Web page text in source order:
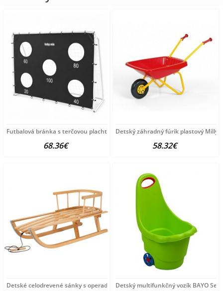
Futbalová bránka s terčovou plachtou Baby Mix black multicolor
68.36€
Detský záhradný fúrik plastový Milly
58.32€
Detské celodrevené sánky s operadlom a povrázkom BAYO 90
Detský multifunkčný vozík BAYO